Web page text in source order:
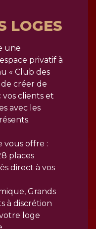
LOGES
une
privatif à
« Club des
créer de
vos clients et
avec les
vous offre :
places
direct à vos
Grands
à discrétion
loge